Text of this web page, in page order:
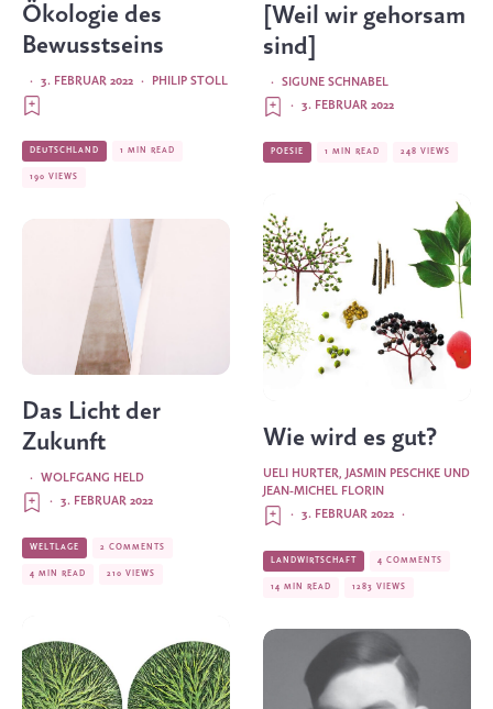
Ökologie des
Bewusstseins
PHILIP STOLL
·
3. FEBRUAR 2022
·
DEUTSCHLAND 1 MIN READ
190 VIEWS
Das Licht der
Zukunft
WOLFGANG HELD
·
3. FEBRUAR 2022
·
WELTLAGE 2 COMMENTS
4 MIN READ 210 VIEWS
[Weil wir gehorsam
sind]
SIGUNE SCHNABEL
·
3. FEBRUAR 2022
·
POESIE 1 MIN READ 248 VIEWS
Wie wird es gut?
UELI HURTER, JASMIN PESCHKE UND
JEAN-MICHEL FLORIN
·
3. FEBRUAR 2022
·
LANDWIRTSCHAFT 4 COMMENTS
14 MIN READ 1283 VIEWS